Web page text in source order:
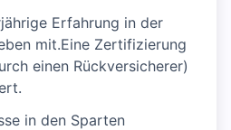
Erfahrung in der
mit.Eine Zertifizierung
einen Rückversicherer)
in den Sparten